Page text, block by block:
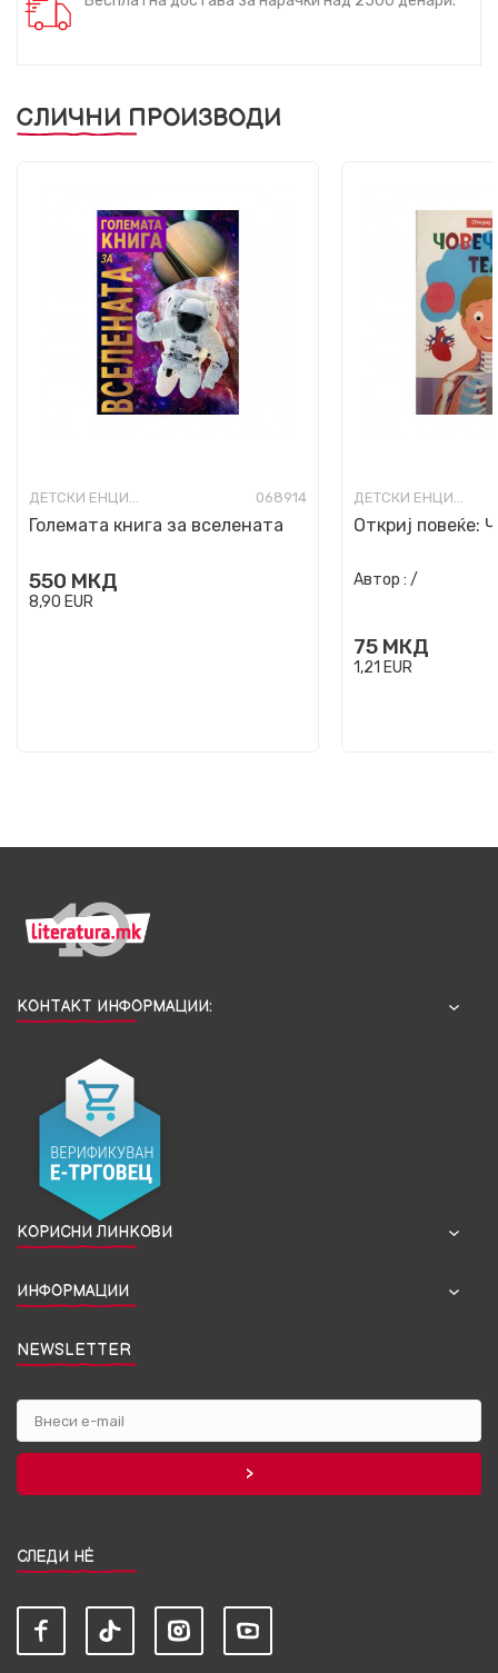
СЛИЧНИ ПРОИЗВОДИ
ДЕТСКИ ЕНЦИКЛОПЕДИИ И АТЛАСИ 068914
Големата книга за вселената
550 МКД
8,90 EUR
ДЕТСКИ ЕНЦИКЛОПЕДИИ И АТЛАСИ
Откриј повеќе:
Автор : /
75 МКД
1,21 EUR
КОНТАКТ ИНФОРМАЦИИ:
КОРИСНИ ЛИНКОВИ
ИНФОРМАЦИИ
NEWSLETTER
СЛЕДИ НЀ